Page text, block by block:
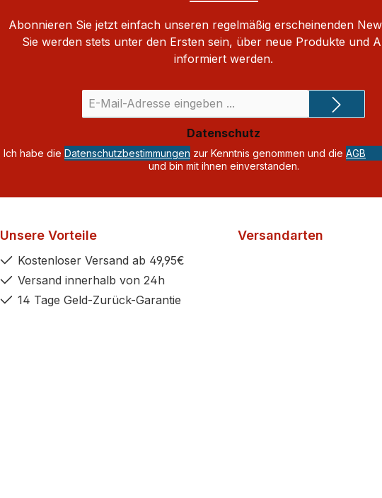
Abonnieren Sie jetzt einfach unseren regelmäßig erscheinenden
Sie werden stets unter den Ersten sein, über neue Produkte und
informiert werden.
Mail-
Adresse
*
Datenschutz
Ich habe die Datenschutzbestimmungen zur Kenntnis genommen und die AGB
und bin mit ihnen einverstanden.
Unsere Vorteile
Kostenloser Versand ab 49,95€
Versand innerhalb von 24h
14 Tage Geld-Zurück-Garantie
Versandarten